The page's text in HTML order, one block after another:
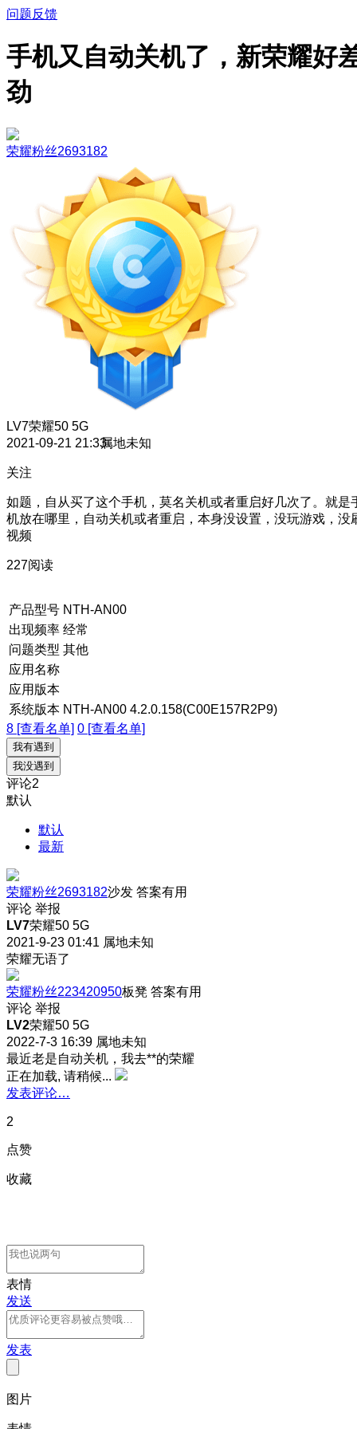
问题反馈
手机又自动关机了，新荣耀好
劲
荣耀粉丝2693182
LV7荣耀50 5G
2021-09-21 21:33属地未知
关注
如题，自从买了这个手机，莫名关机或者重启好几次了。就是
机放在哪里，自动关机或者重启，本身没设置，没玩游戏，没
视频
227阅读
产品型号 NTH-AN00
出现频率 经常
问题类型 其他
应用名称
应用版本
系统版本 NTH-AN00 4.2.0.158(C00E157R2P9)
8 [查看名单] 0 [查看名单]
我有遇到
我没遇到
评论2
默认
默认
最新
荣耀粉丝2693182沙发 答案有用
评论 举报
LV7荣耀50 5G
2021-9-23 01:41 属地未知
荣耀无语了
荣耀粉丝223420950板凳 答案有用
评论 举报
LV2荣耀50 5G
2022-7-3 16:39 属地未知
最近老是自动关机，我去**的荣耀
正在加载, 请稍候...
发表评论…
2
点赞
收藏
表情
发送
发表
图片